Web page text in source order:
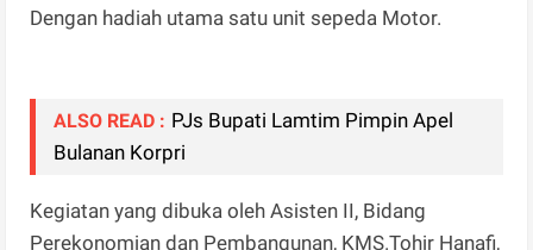
Dengan hadiah utama satu unit sepeda Motor.
ALSO READ : PJs Bupati Lamtim Pimpin Apel
Bulanan Korpri
Kegiatan yang dibuka oleh Asisten II, Bidang
Perekonomian dan Pembangunan, KMS.Tohir Hanafi,